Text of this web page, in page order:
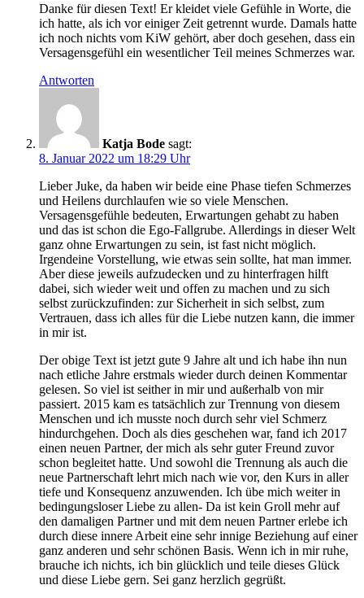
Danke für diesen Text! Er kleidet viele Gefühle in Worte, die
ich hatte, als ich vor einiger Zeit getrennt wurde. Damals hatte
ich noch nichts vom KiW gehört, aber doch gesehen, dass ein
Versagensgefühl ein wesentlicher Teil meines Schmerzes war.
Antworten
Katja Bode sagt:
8. Januar 2022 um 18:29 Uhr
Lieber Juke, da haben wir beide eine Phase tiefen Schmerzes
und Heilens durchlaufen wie so viele Menschen.
Versagensgefühle bedeuten, Erwartungen gehabt zu haben
und das ist schon die Ego-Fallgrube. Allerdings in dieser Welt
ganz ohne Erwartungen zu sein, ist fast nicht möglich.
Irgendeine Vorstellung, wie etwas sein sollte, hat man immer.
Aber diese jeweils aufzudecken und zu hinterfragen hilft
dabei, sich wieder weit und offen zu machen und zu sich
selbst zurückzufinden: zur Sicherheit in sich selbst, zum
Vertrauen, dass ich alles für die Liebe nutzen kann, die immer
in mir ist.
Der obige Text ist jetzt gute 9 Jahre alt und ich habe ihn nun
nach etliche Jahre erstmals wieder durch deinen Kommentar
gelesen. So viel ist seither in mir und außerhalb von mir
passiert. 2015 kam es tatsächlich zur Trennung von diesem
Menschen und ich musste noch durch sehr viel Schmerz
hindurchgehen. Doch als dies geschehen war, fand ich 2017
einen neuen Partner, der mich als sehr guter Freund zuvor
schon begleitet hatte. Und sowohl die Trennung als auch die
neue Partnerschaft lehrt mich nach wie vor, den Kurs in aller
tiefe und Konsequenz anzuwenden. Ich übe mich weiter in
bedingungsloser Liebe zu allen- Da ist kein Groll mehr auf
den damaligen Partner und mit dem neuen Partner erlebe ich
durch diese innere Arbeit eine sehr innige Beziehung auf einer
ganz anderen und sehr schönen Basis. Wenn ich in mir ruhe,
brauche ich nichts, ich bin glücklich und teile dieses Glück
und diese Liebe gern. Sei ganz herzlich gegrüßt.